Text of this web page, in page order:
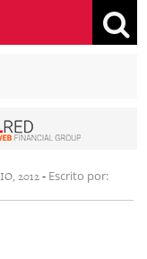
2012- Escrito por: